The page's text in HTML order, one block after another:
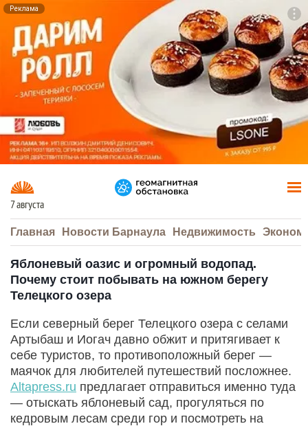
Реклама
7 августа
Главная Новости Барнаула Недвижимость
Яблоневый оазис и огромный водопад.
Почему стоит побывать на южном берегу
Телецкого озера
Если северный берег Телецкого озера с селами
Артыбаш и Иогач давно обжит и притягивает к
себе туристов, то противоположный берег —
маячок для любителей путешествий посложнее.
Altapress.ru предлагает отправиться именно туда
— отыскать яблоневый сад, прогуляться по
кедровым лесам среди гор и посмотреть на